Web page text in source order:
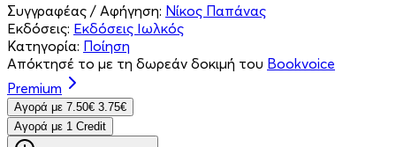
Συγγραφέας / Αφήγηση: Νίκος Παπάνας
Εκδόσεις: Εκδόσεις Ιωλκός
Κατηγορία: Ποίηση
Απόκτησέ το με τη δωρεάν δοκιμή του Bookvoice
Premium
Aγορά με 7.50€ 3.75€
Aγορά με 1 Credit